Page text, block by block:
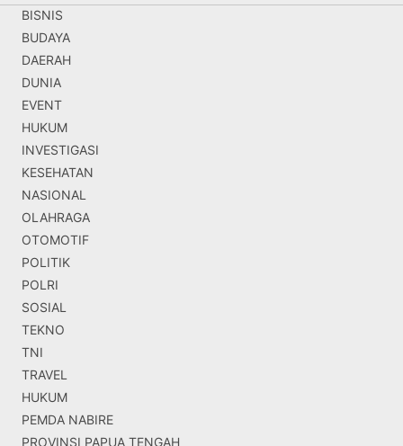
BISNIS
BUDAYA
DAERAH
DUNIA
EVENT
HUKUM
INVESTIGASI
KESEHATAN
NASIONAL
OLAHRAGA
OTOMOTIF
POLITIK
POLRI
SOSIAL
TEKNO
TNI
TRAVEL
HUKUM
PEMDA NABIRE
PROVINSI PAPUA TENGAH